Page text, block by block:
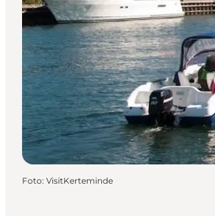
Foto: VisitKerteminde